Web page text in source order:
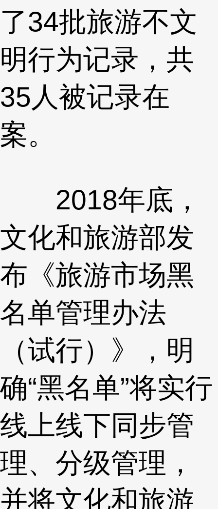
了34批旅游不文
明行为记录，共
35人被记录在
案。
2018年底，
文化和旅游部发
布《旅游市场黑
名单管理办法
（试行）》，明
确“黑名单”将实行
线上线下同步管
理、分级管理，
并将文化和旅游